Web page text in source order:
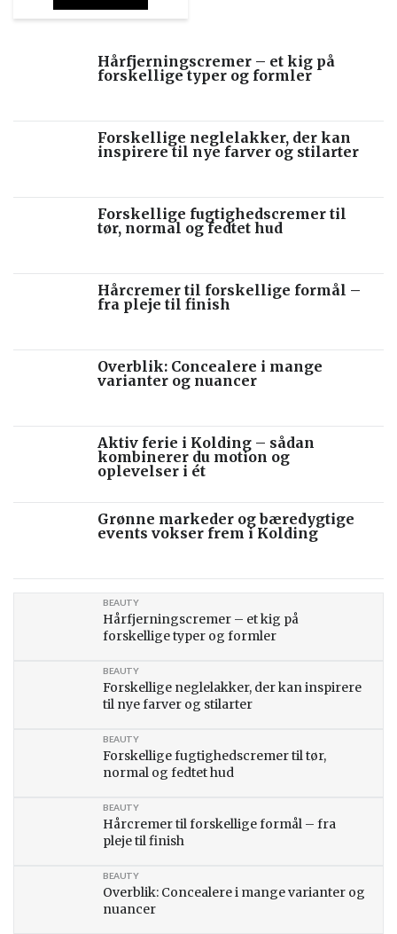
Hårfjerningscremer – et kig på
forskellige typer og formler
Forskellige neglelakker, der kan
inspirere til nye farver og stilarter
Forskellige fugtighedscremer til
tør, normal og fedtet hud
Hårcremer til forskellige formål –
fra pleje til finish
Overblik: Concealere i mange
varianter og nuancer
Aktiv ferie i Kolding – sådan
kombinerer du motion og
oplevelser i ét
Grønne markeder og bæredygtige
events vokser frem i Kolding
Hårfjerningscremer – et kig på
forskellige typer og formler
BEAUTY
Forskellige neglelakker, der kan inspirere
til nye farver og stilarter
BEAUTY
Forskellige fugtighedscremer til tør,
normal og fedtet hud
BEAUTY
Hårcremer til forskellige formål – fra
pleje til finish
BEAUTY
Overblik: Concealere i mange varianter og
nuancer
BEAUTY